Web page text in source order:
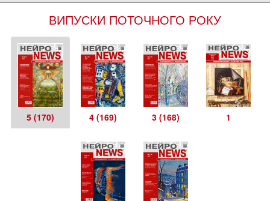
ВИПУСКИ ПОТОЧНОГО РОКУ
5 (170) 4 (169) 3 (168) 1